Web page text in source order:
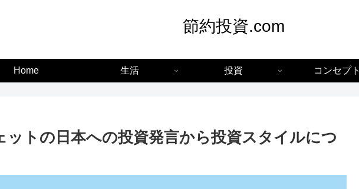
節約投資.com
Home 生活 投資 コンセプト
ットの日本への投資発言から投資スタイルにつ